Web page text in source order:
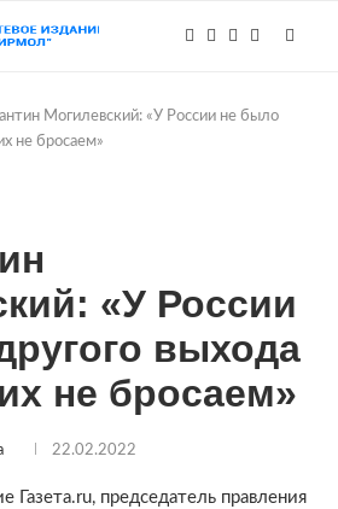
Могилевский: «У России не было
не бросаем»
«У России
выхода
не бросаем»
22.02.2022
Газета.ru, председатель правления